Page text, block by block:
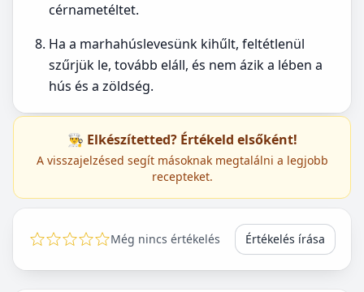
cérnametéltet.
Ha a marhahúslevesünk kihűlt, feltétlenül
szűrjük le, tovább eláll, és nem ázik a lében a
hús és a zöldség.
👨‍🍳 Elkészítetted? Értékeld elsőként!
A visszajelzésed segít másoknak megtalálni a legjobb
recepteket.
Még nincs értékelés Értékelés írása